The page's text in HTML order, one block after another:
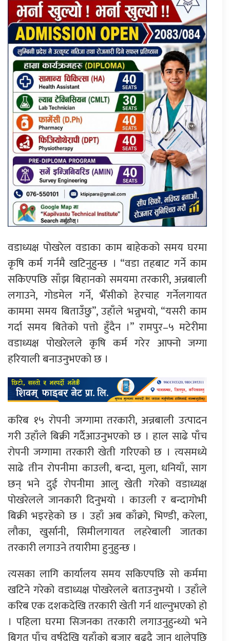
वडाध्यक्ष पोखरेल वडाका काम बाहेकको समय घरमा
कृषि कर्म गर्नमै खटिनुहुन्छ । “वडा तहबाट गर्ने काम
सकिएपछि साँझ बिहानको समयमा तरकारी, अन्नबाली
लगाउने, गोडमेल गर्ने, भैँसीको हेरचाह गर्नेलगायत
काममा समय बिताउँछु”, उहाँले भन्नुभयो, “यसरी काम
गर्दा समय बितेको पत्तो हुँदैन ।” रामपुर–५ मटेरीमा
वडाध्यक्ष पोखरेलले कृषि कर्म गरेर आफ्नो जग्गा
हरियाली बनाउनुभएको छ ।
करिब १५ रोपनी जग्गामा तरकारी, अन्नबाली उत्पादन
गरी उहाँले बिक्री गर्दैआउनुभएको छ । हाल साढे पाँच
रोपनी जग्गामा तरकारी खेती गरिएको छ । त्यसमध्ये
साढे तीन रोपनीमा काउली, बन्दा, मुला, धनियाँ, साग
छन् भने दुई रोपनीमा आलु खेती गरेको वडाध्यक्ष
पोखरेलले जानकारी दिनुभयो । काउली र बन्दागोभी
बिक्री भइरहेको छ । उहाँ अब काँक्रो, भिण्डी, करेला,
लौका, खुर्सानी, सिमीलगायत लहरेबाली जातका
तरकारी लगाउने तयारीमा हुनुहुन्छ ।
त्यसका लागि कार्यालय समय सकिएपछि सो कर्ममा
खटिने गरेको वडाध्यक्ष पोखरेलले बताउनुभयो । उहाँले
करिब एक दशकदेखि तरकारी खेती गर्न थाल्नुभएको हो
। पहिला घरमा सिजनका तरकारी लगाउनुहुन्थ्यो भने